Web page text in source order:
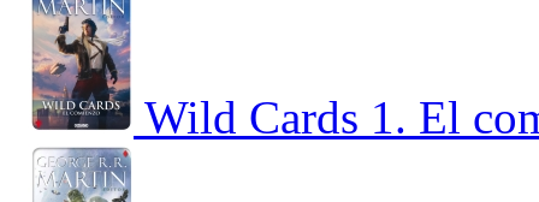
Wild Cards 1. El